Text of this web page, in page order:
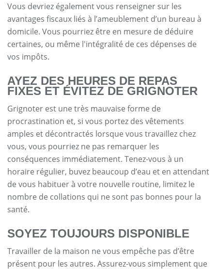
Vous devriez également vous renseigner sur les
avantages fiscaux liés à l’ameublement d’un bureau à
domicile. Vous pourriez être en mesure de déduire
certaines, ou même l'intégralité de ces dépenses de
vos impôts.
AYEZ DES HEURES DE REPAS
FIXES ET ÉVITEZ DE GRIGNOTER
Grignoter est une très mauvaise forme de
procrastination et, si vous portez des vêtements
amples et décontractés lorsque vous travaillez chez
vous, vous pourriez ne pas remarquer les
conséquences immédiatement. Tenez-vous à un
horaire régulier, buvez beaucoup d’eau et en attendant
de vous habituer à votre nouvelle routine, limitez le
nombre de collations qui ne sont pas bonnes pour la
santé.
SOYEZ TOUJOURS DISPONIBLE
Travailler de la maison ne vous empêche pas d’être
présent pour les autres. Assurez-vous simplement que